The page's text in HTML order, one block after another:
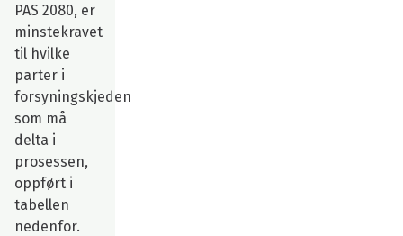
PAS 2080, er
minstekravet
til hvilke
parter i
forsyningskjeden
som må
delta i
prosessen,
oppført i
tabellen
nedenfor.